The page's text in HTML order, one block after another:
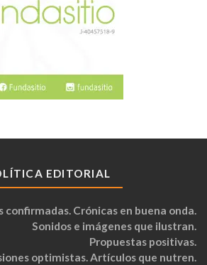
EDITORIAL
confirmadas. Crónicas en buena onda.
Sonidos e imágenes que ilustran.
Propuestas positivas.
optimistas. Artículos que nutren.